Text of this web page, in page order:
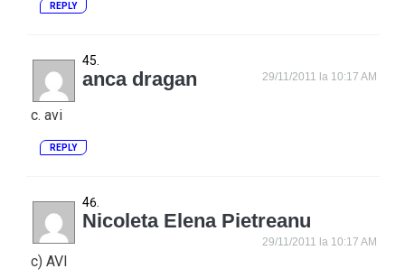
REPLY
anca dragan 29/11/2011 la 10:17 AM
c. avi
REPLY
Nicoleta Elena Pietreanu
29/11/2011 la 10:17 AM
c) AVI